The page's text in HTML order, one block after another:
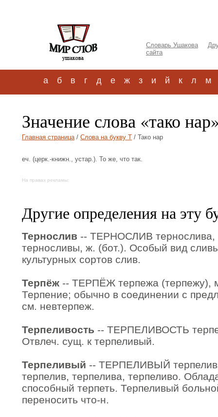
Словарь Ушакова
сайта
а б в г д е ж з и й к л м
Значение слова «тако
Главная страница/ Слова на букву Т / Тако нар
еч. (церк.-книжн., устар.). То же, что так.
На правах рекламы:
Другие определения на эту
Тернослив -- ТЕРНОСЛИВ
терносливы, ж. (бот.). Особый вид
культурных сортов слив.
Терпёж -- ТЕРПЁЖ терпежа (терпежу),
Терпение; обычно в соединении с
см. невтерпеж.
Терпеливость -- ТЕРПЕЛИВОСТЬ
Отвлеч. сущ. к терпеливый.
Терпеливый -- ТЕРПЕЛИВЫЙ
терпелив, терпелива, терпеливо.
способный терпеть. Терпеливый
переносить что-н.